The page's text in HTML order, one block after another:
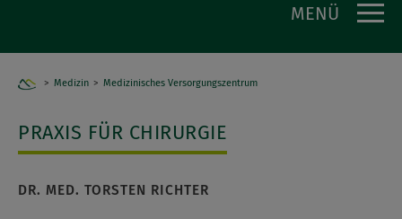
MENÜ
Home
Medizin Medizinisches Versorgungszentrum
PRAXIS FÜR CHIRURGIE
DR. MED. TORSTEN RICHTER